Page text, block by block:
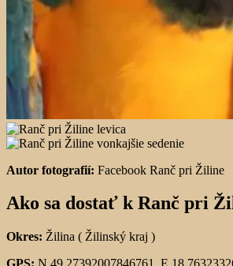
Autor fotografií: Facebook Ranč pri Žiline
Ako sa dostať k Ranč pri
Okres: Žilina ( Žilinský kraj )